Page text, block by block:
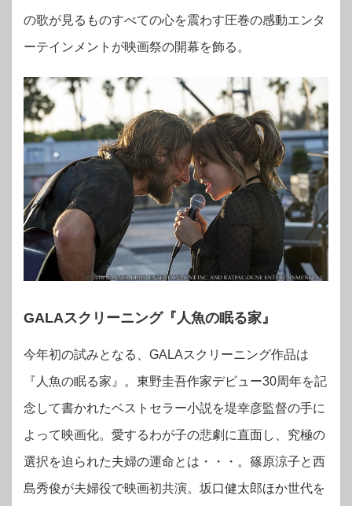
の歌が見るものすべての心を震わす圧巻の感動エンタ
ーテインメントが映画祭の開幕を飾る。
GALAスクリーニング『人魚の眠る家』
今年初の試みとなる、GALAスクリーニング作品は
『人魚の眠る家』。東野圭吾作家デビュー30周年を記
念して書かれたベストセラー小説を堤幸彦監督の手に
よって映画化。愛するわが子の悲劇に直面し、究極の
選択を迫られた夫婦の運命とは・・・。篠原涼子と西
島秀俊が夫婦役で映画初共演。坂口健太郎ほか世代を